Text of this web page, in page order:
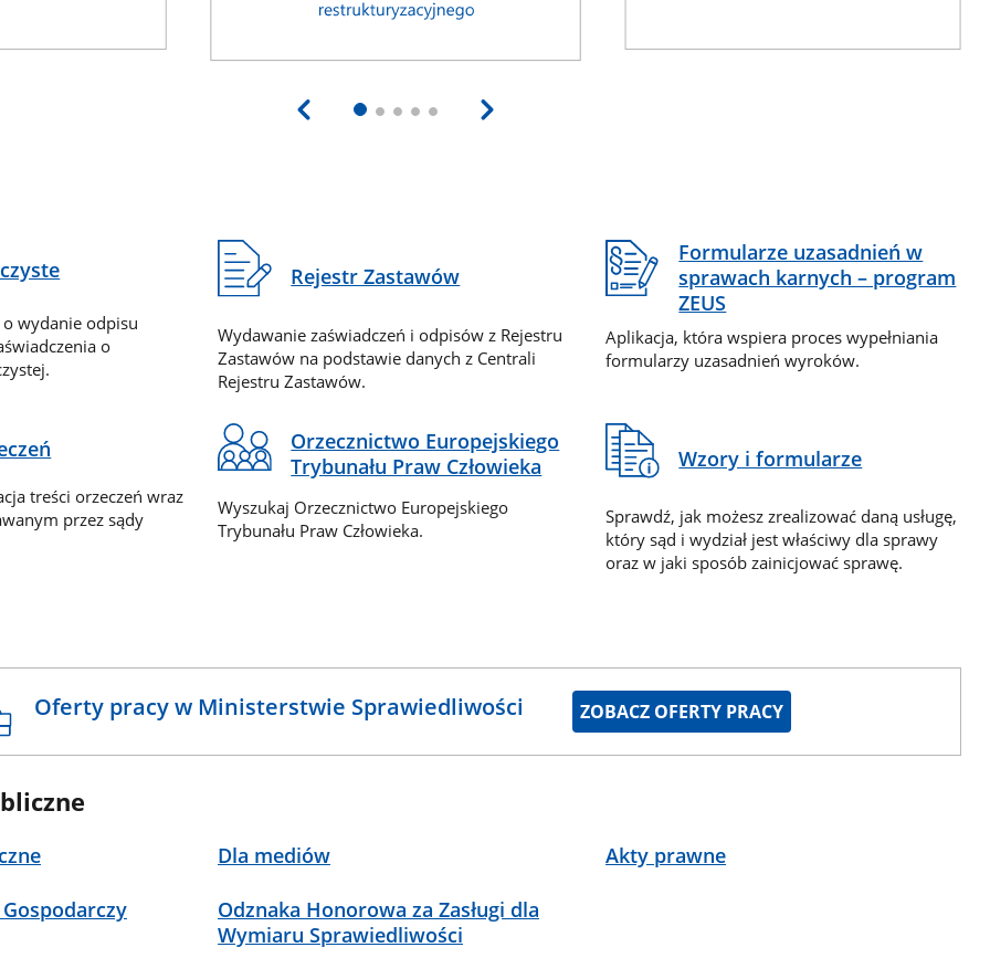
wydanie odpisu
o
Rejestr Zastawów
Wydawanie zaświadczeń i odpisów z Rejestru
Zastawów na podstawie danych z Centrali
Rejestru Zastawów.
Formularze uzasadnień w
sprawach karnych – program
ZEUS
Aplikacja, która wspiera proces wypełniania
formularzy uzasadnień wyroków.
treści orzeczeń wraz
przez sądy
Orzecznictwo Europejskiego
Trybunału Praw Człowieka
Wyszukaj Orzecznictwo Europejskiego
Trybunału Praw Człowieka.
Wzory i formularze
Sprawdź, jak możesz zrealizować daną usługę,
który sąd i wydział jest właściwy dla sprawy
oraz w jaki sposób zainicjować sprawę.
Oferty pracy w Ministerstwie Sprawiedliwości ZOBACZ OFERTY PRACY
Dla mediów Akty prawne
Odznaka Honorowa za Zasługi dla
Wymiaru Sprawiedliwości